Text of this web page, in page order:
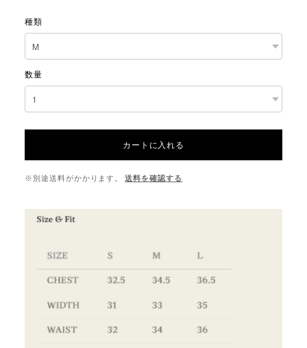
種類
数量
カートに入れる
※別途送料がかかります。 送料を確認する